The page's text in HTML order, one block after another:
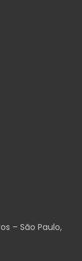
– São Paulo,